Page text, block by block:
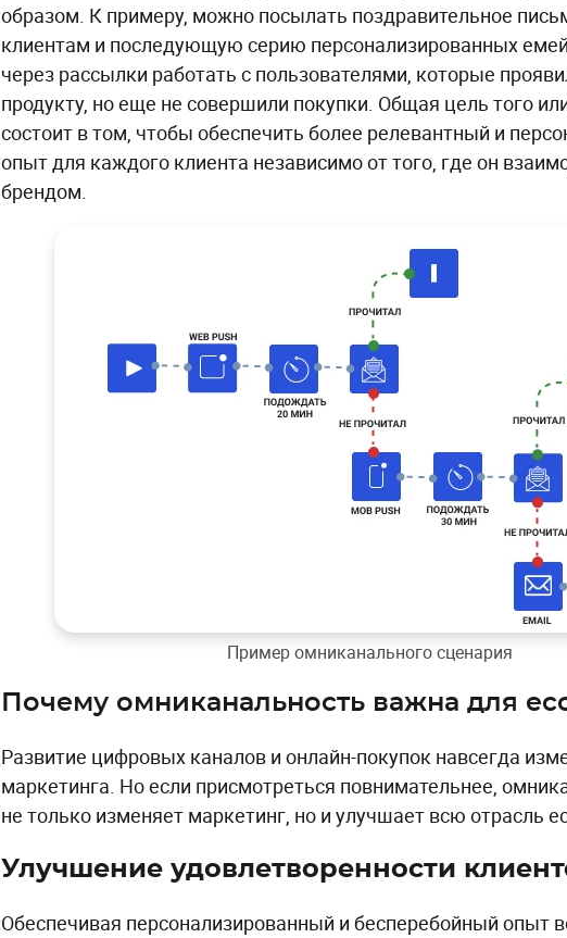
образом. К примеру, можно посылать поздравительное
клиентам и последующую серию персонализированных
через рассылки работать с пользователями, которые
продукту, но еще не совершили покупки. Общая цель того
состоит в том, чтобы обеспечить более релевантный и
опыт для каждого клиента независимо от того, где он
брендом.
Пример омниканального сценария
Почему омниканальность важна для
Развитие цифровых каналов и онлайн-покупок навсегда
маркетинга. Но если присмотреться повнимательнее,
не только изменяет маркетинг, но и улучшает всю отрасль
Улучшение удовлетворенности
Обеспечивая персонализированный и бесперебойный опыт